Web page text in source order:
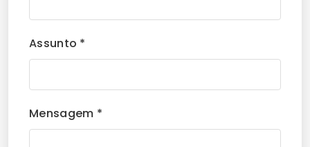
Assunto *
Mensagem *